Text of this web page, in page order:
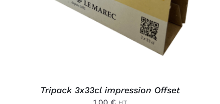
Tripack 3x33cl impression Offset
1,00 € HT